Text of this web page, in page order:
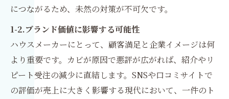
につながるため、未然の対策が不可欠です。
1-2.ブランド価値に影響する可能性
ハウスメーカーにとって、顧客満足と企業イメージは何
より重要です。カビが原因で悪評が広がれば、紹介やリ
ピート受注の減少に直結します。SNSや口コミサイトで
の評価が売上に大きく影響する現代において、一件のト